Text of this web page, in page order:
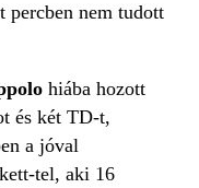
percben nem tudott
hiába hozott
és két TD-t,
a jóval
tel, aki 16